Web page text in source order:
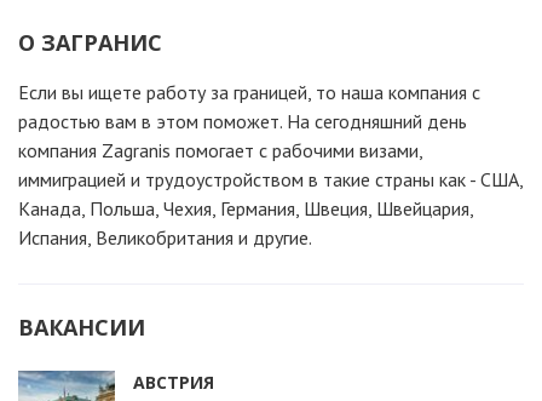
О ЗАГРАНИС
Если вы ищете работу за границей, то наша компания c
радостью вам в этом поможет. На сегодняшний день
компания Zagranis помогает с рабочими визами,
иммиграцией и трудоустройством в такие страны как - США,
Канада, Польша, Чехия, Германия, Швеция, Швейцария,
Испания, Великобритания и другие.
ВАКАНСИИ
АВСТРИЯ